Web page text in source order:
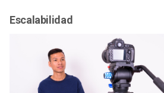
Escalabilidad